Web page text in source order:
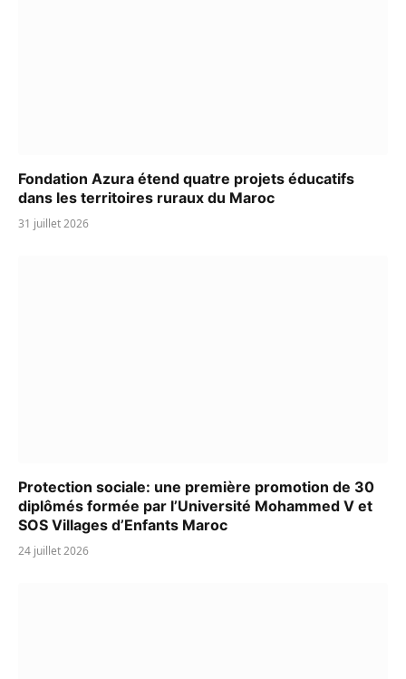
Fondation Azura étend quatre projets éducatifs
dans les territoires ruraux du Maroc
31 juillet 2026
Protection sociale: une première promotion de 30
diplômés formée par l’Université Mohammed V et
SOS Villages d’Enfants Maroc
24 juillet 2026